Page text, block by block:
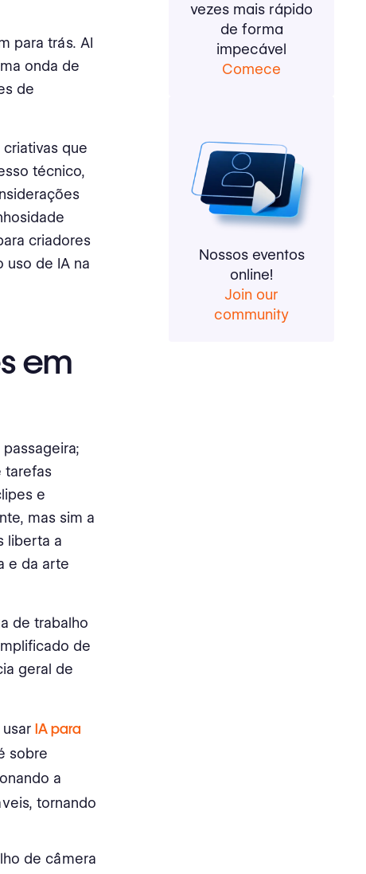
para trás. AI
onda de
de
que
técnico,
criadores
uso de IA na
em
tarefas
e
mas sim a
liberta a
e da arte
de trabalho
de
geral de
usarIA para
sobre
a
tornando
de câmera
vezes mais rápido
de forma
impecável
Comece
Nossos eventos
online!
Join our
community